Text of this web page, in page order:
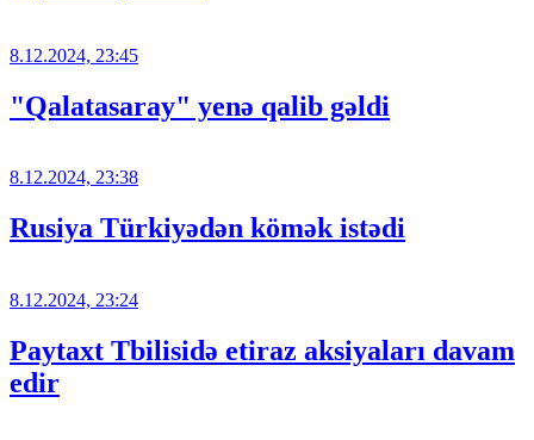
8.12.2024, 23:45
"Qalatasaray" yenə qalib gəldi
8.12.2024, 23:38
Rusiya Türkiyədən kömək istədi
8.12.2024, 23:24
Paytaxt Tbilisidə etiraz aksiyaları davam
edir